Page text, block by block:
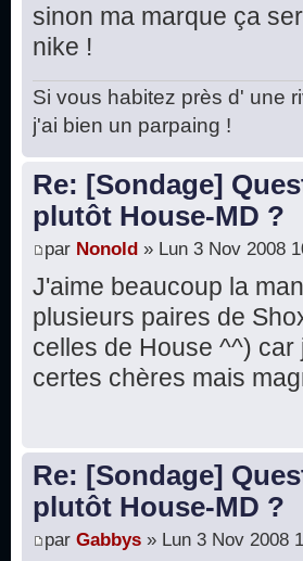
sinon ma marque ça
nike !
Si vous habitez près d' une
j'ai bien un parpaing !
Re: [Sondage]
plutôt House-MD ?
par Nonold » Lun 3 Nov 2008
J'aime beaucoup la
plusieurs paires de
celles de House ^^)
certes chères mais
Re: [Sondage]
plutôt House-MD ?
par Gabbys » Lun 3 Nov 2008